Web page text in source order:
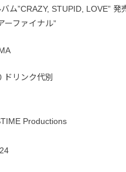
ム”CRAZY, STUPID, LOVE” 発
ーファイナル”
リンク代別
Productions